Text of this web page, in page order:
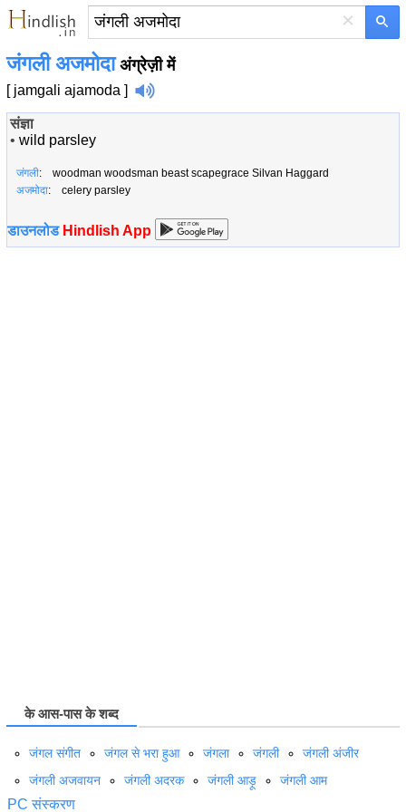
×
जंगली अजमोदाअंग्रेज़ी में
[ jamgali ajamoda ]
संज्ञा
• wild parsley
जंगली: woodman woodsman beast scapegrace Silvan Haggard
अजमोदा: celery parsley
डाउनलोड Hindlish App
के आस-पास के शब्द
जंगल संगीत जंगल से भरा हुआ जंगला जंगली
जंगली अंजीर
जंगली अजवायन
जंगली अदरक जंगली आड़ू जंगली आम
PC संस्करण